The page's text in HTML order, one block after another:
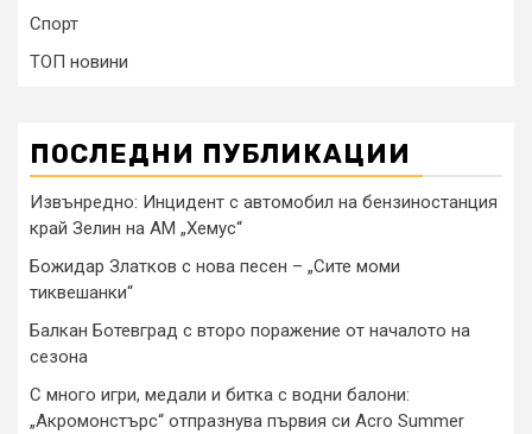
Спорт
ТОП новини
ПОСЛЕДНИ ПУБЛИКАЦИИ
Извънредно: Инцидент с автомобил на бензиностанция
край Зелин на АМ „Хемус“
Божидар Златков с нова песен – „Сите моми
тиквешанки“
Балкан Ботевград с второ поражение от началото на
сезона
С много игри, медали и битка с водни балони:
„Акромонстърс“ отпразнува първия си Acro Summer